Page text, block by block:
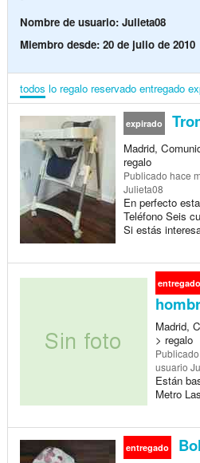
Nombre de usuario: Julieta08
Miembro desde: 20 de julio de 2010
todos lo regalo reservado entregado
expirado
Madrid,
regalo
Publicado hace
Julieta08
En perfecto
Teléfono Seis
Si estás
entregado
Madrid,
> regalo
Publicado
usuario
Están
Metro
entregado